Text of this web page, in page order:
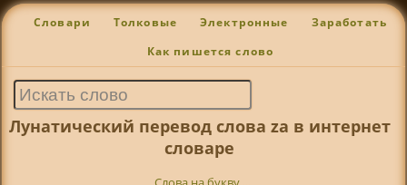
Словари Толковые Электронные Заработать
Как пишется слово
Лунатический перевод слова za в интернет
словаре